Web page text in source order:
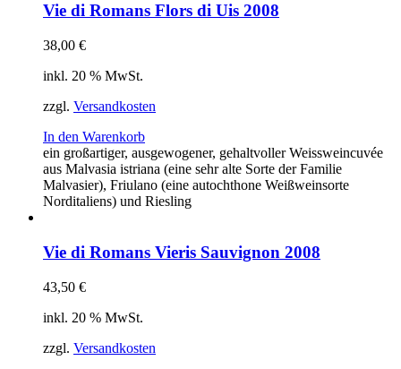
Vie di Romans Flors di Uis 2008
38,00 €
inkl. 20 % MwSt.
zzgl. Versandkosten
In den Warenkorb
ein großartiger, ausgewogener, gehaltvoller Weissweincuvée
aus Malvasia istriana (eine sehr alte Sorte der Familie
Malvasier), Friulano (eine autochthone Weißweinsorte
Norditaliens) und Riesling
Vie di Romans Vieris Sauvignon 2008
43,50 €
inkl. 20 % MwSt.
zzgl. Versandkosten